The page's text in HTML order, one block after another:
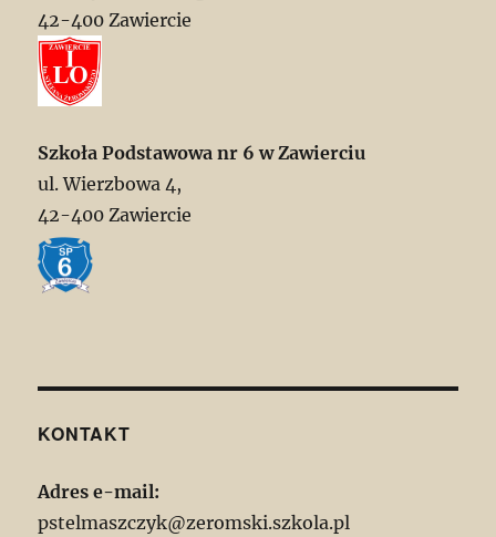
42-400 Zawiercie
Szkoła Podstawowa nr 6 w Zawierciu
ul. Wierzbowa 4,
42-400 Zawiercie
KONTAKT
Adres e-mail:
pstelmaszczyk@zeromski.szkola.pl